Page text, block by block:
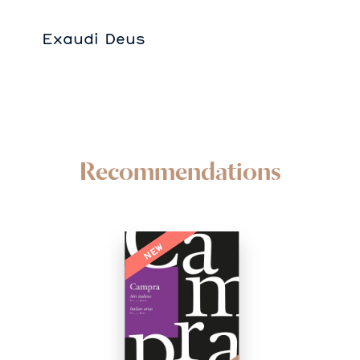
Exaudi Deus
Recommendations
NEW